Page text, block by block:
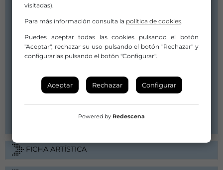
contactomaripaula@gmail.com
contactomaripaula@gmail.com
601458156
Distribuidor/a:
Sit and See (Iñaki Díez y Raquel Jiménez)
raquel.jimenez@sitandsee.es
FICHA ARTÍSTICA
visitadas).
Para más información consulta la política de cookies.
Puedes aceptar todas las cookies pulsando el botón
"Aceptar", rechazar su uso pulsando el botón "Rechazar" y
configurarlas pulsando el botón "Configurar".
Aceptar Rechazar Configurar
Powered by Redescena